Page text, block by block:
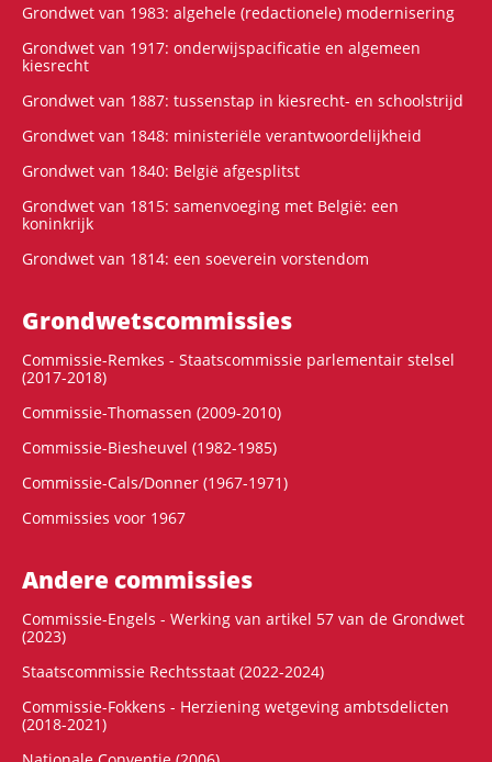
Grondwet van 1983: algehele (redactionele) modernisering
Grondwet van 1917: onderwijspacificatie en algemeen
kiesrecht
Grondwet van 1887: tussenstap in kiesrecht- en schoolstrijd
Grondwet van 1848: ministeriële verantwoordelijkheid
Grondwet van 1840: België afgesplitst
Grondwet van 1815: samenvoeging met België: een
koninkrijk
Grondwet van 1814: een soeverein vorstendom
Grondwets­commissies
Commissie-Remkes - Staatscommissie parlementair stelsel
(2017-2018)
Commissie-Thomassen (2009-2010)
Commissie-Biesheuvel (1982-1985)
Commissie-Cals/Donner (1967-1971)
Commissies voor 1967
Andere commissies
Commissie-Engels - Werking van artikel 57 van de Grondwet
(2023)
Staatscommissie Rechtsstaat (2022-2024)
Commissie-Fokkens - Herziening wetgeving ambtsdelicten
(2018-2021)